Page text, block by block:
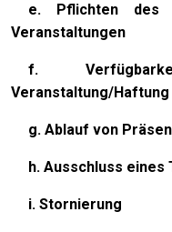
e. Pflichten des
Veranstaltungen
f.
Veranstaltung/Haftung
g. Ablauf von
h. Ausschluss eines
i. Stornierung